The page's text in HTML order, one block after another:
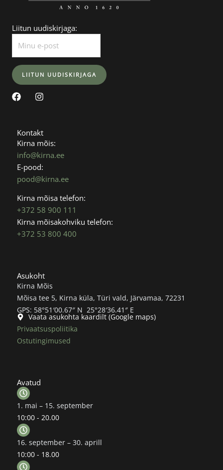
Liitun uudiskirjaga:
F
a
b
o
o
k
I
a
g
r
a
m
Kontakt
Kirna mõis:
info@kirna.ee
E-pood:
pood@kirna.ee
Kirna mõisa telefon:
+372 58 900 111
Kirna mõisakohviku telefon:
+372 53 800 400
Asukoht
Kirna Mõis
Mõisa tee 5, Kirna küla, Türi vald, Järvamaa, 72231
GPS: 58°51′00.67″ N 25°28′36.41″ E
Vaata asukohta kaardilt (Google maps)
Privaatsuspoliitika
Ostutingimused
Avatud
1. mai – 15. september
10:00 - 20.00
16. september – 30. aprill
10:00 - 18.00